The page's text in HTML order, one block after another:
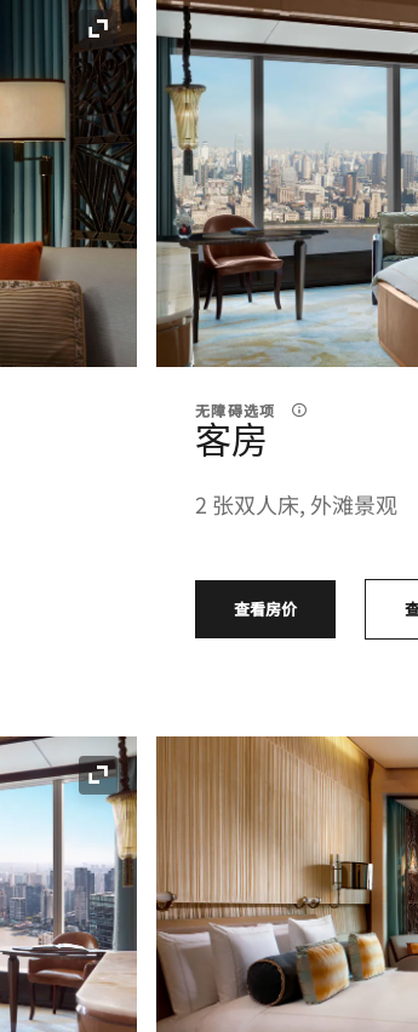
展开图标
无障碍选项
客房
2 张双人床, 外滩景观
查看房价
展开图标